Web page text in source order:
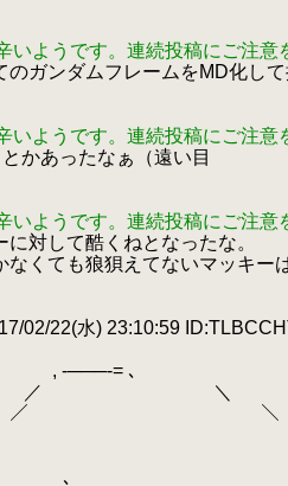
いようです。連続投稿にご注意
のガンダムフレームをMD化
いようです。連続投稿にご注意
かあったなぁ（遠い目
いようです。連続投稿にご注意
対して酷くねとなったな。
なくても狼狽えてないマッキー
02/22(水) 23:10:59
= ､
＼
＼
i
l ､